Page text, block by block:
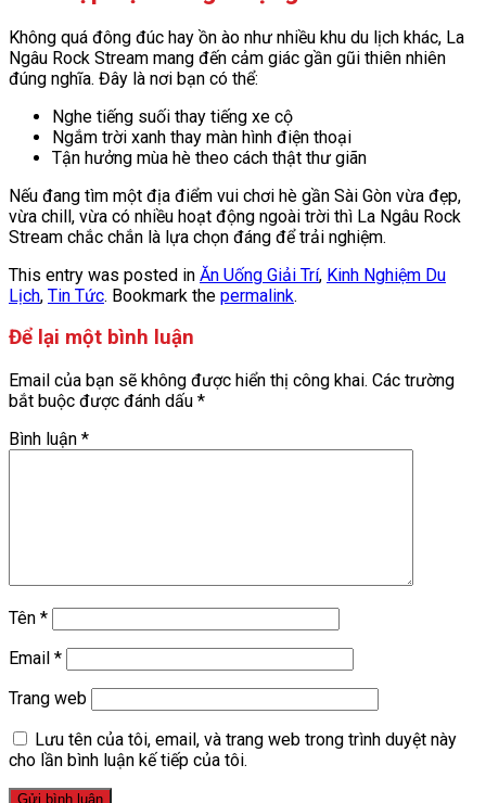
Không quá đông đúc hay ồn ào như nhiều khu du lịch khác, La
Ngâu Rock Stream mang đến cảm giác gần gũi thiên nhiên
đúng nghĩa. Đây là nơi bạn có thể:
Nghe tiếng suối thay tiếng xe cộ
Ngắm trời xanh thay màn hình điện thoại
Tận hưởng mùa hè theo cách thật thư giãn
Nếu đang tìm một địa điểm vui chơi hè gần Sài Gòn vừa đẹp,
vừa chill, vừa có nhiều hoạt động ngoài trời thì La Ngâu Rock
Stream chắc chắn là lựa chọn đáng để trải nghiệm.
This entry was posted in Ăn Uống Giải Trí, Kinh Nghiệm Du
Lịch, Tin Tức. Bookmark the permalink.
Để lại một bình luận
Email của bạn sẽ không được hiển thị công khai. Các trường
bắt buộc được đánh dấu *
Bình luận *
Tên *
Email *
Trang web
Lưu tên của tôi, email, và trang web trong trình duyệt này
cho lần bình luận kế tiếp của tôi.